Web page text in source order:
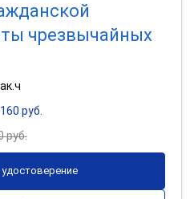
чрезвычайных
руб.
руб.